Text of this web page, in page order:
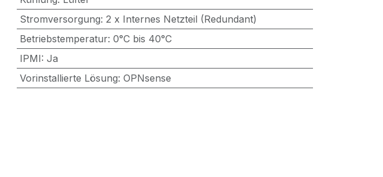
Stromversorgung: 2 x Internes Netzteil (Redundant)
Betriebstemperatur: 0°C bis 40°C
IPMI: Ja
Vorinstallierte Lösung: OPNsense